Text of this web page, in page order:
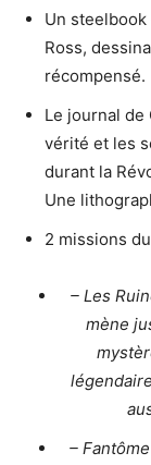
Un
Ross,
récompensé.
Le journal de
vérité et les
durant la
Une
2 missions
– Les
mène
–